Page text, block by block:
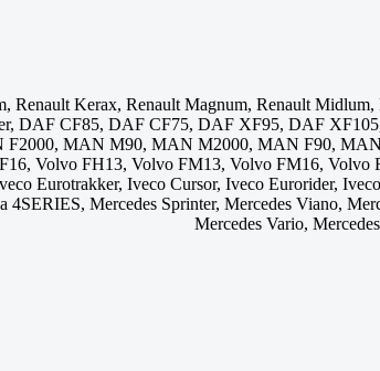
Renault Kerax, Renault Magnum, Renault
DAF CF85, DAF CF75, DAF XF95, DAF
MAN M90, MAN M2000, MAN F90,
Volvo FH13, Volvo FM13, Volvo FM16, Volvo
Eurotrakker, Iveco Cursor, Iveco Eurorider,
4SERIES, Mercedes Sprinter, Mercedes Viano,
Mercedes Vario,